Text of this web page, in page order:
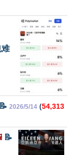
难
2026/5/14 (54,313
📝